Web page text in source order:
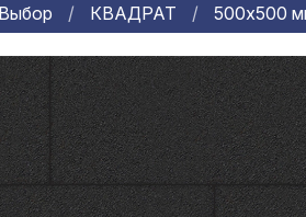
КВАДРАТ 500х500